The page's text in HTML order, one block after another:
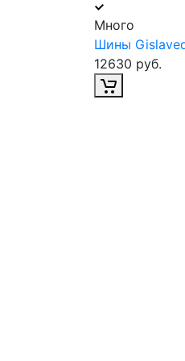
Много
Шины
12630 руб.